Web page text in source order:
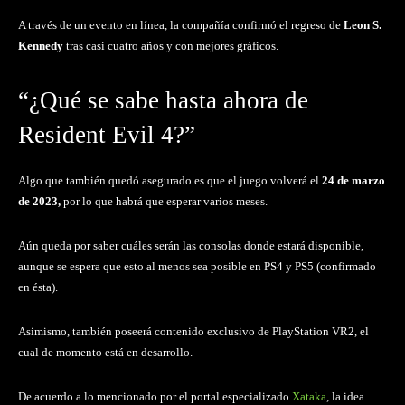
A través de un evento en línea, la compañía confirmó el regreso de Leon S.
Kennedy tras casi cuatro años y con mejores gráficos.
“¿Qué se sabe hasta ahora de
Resident Evil 4?”
Algo que también quedó asegurado es que el juego volverá el 24 de marzo
de 2023, por lo que habrá que esperar varios meses.
Aún queda por saber cuáles serán las consolas donde estará disponible,
aunque se espera que esto al menos sea posible en PS4 y PS5 (confirmado
en ésta).
Asimismo, también poseerá contenido exclusivo de PlayStation VR2, el
cual de momento está en desarrollo.
De acuerdo a lo mencionado por el portal especializado Xataka, la idea